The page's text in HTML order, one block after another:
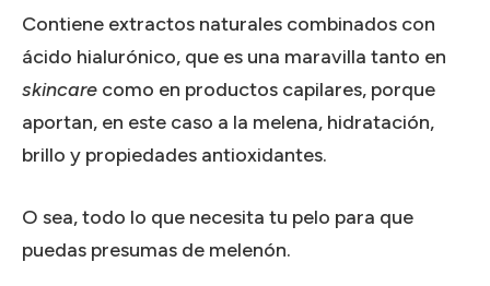
Contiene extractos naturales combinados con
ácido hialurónico, que es una maravilla tanto en
skincare como en productos capilares, porque
aportan, en este caso a la melena, hidratación,
brillo y propiedades antioxidantes.
O sea, todo lo que necesita tu pelo para que
puedas presumas de melenón.